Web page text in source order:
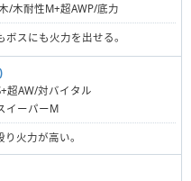
/木耐性M+超AWP/底力
スにも火力を出せる。
超AW/対バイタル
イーパーM
火力が高い。